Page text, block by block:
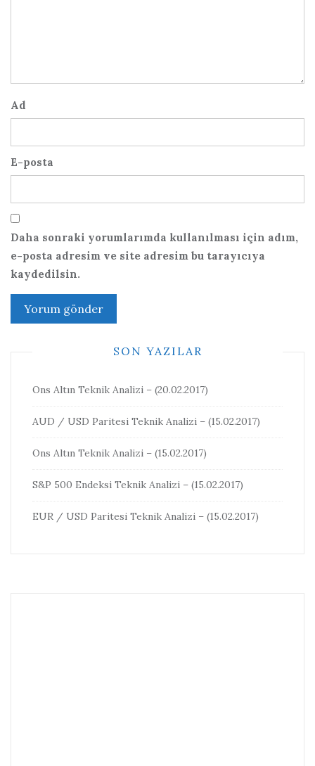
Ad
E-posta
Daha sonraki yorumlarımda kullanılması için adım,
e-posta adresim ve site adresim bu tarayıcıya
kaydedilsin.
SON YAZILAR
Ons Altın Teknik Analizi – (20.02.2017)
AUD / USD Paritesi Teknik Analizi – (15.02.2017)
Ons Altın Teknik Analizi – (15.02.2017)
S&P 500 Endeksi Teknik Analizi – (15.02.2017)
EUR / USD Paritesi Teknik Analizi – (15.02.2017)